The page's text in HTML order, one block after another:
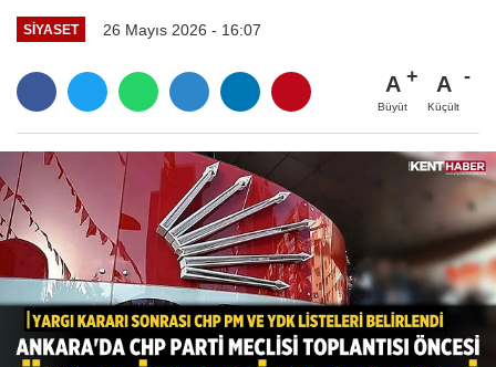
SIYASET 26 Mayıs 2026 - 16:07
A
Büyüt
A
Küçült